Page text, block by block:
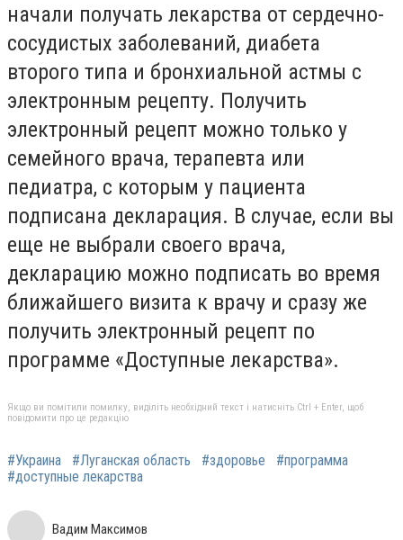
начали получать лекарства от сердечно-
сосудистых заболеваний, диабета
второго типа и бронхиальной астмы с
электронным рецепту. Получить
электронный рецепт можно только у
семейного врача, терапевта или
педиатра, с которым у пациента
подписана декларация. В случае, если вы
еще не выбрали своего врача,
декларацию можно подписать во время
ближайшего визита к врачу и сразу же
получить электронный рецепт по
программе «Доступные лекарства».
Якщо ви помітили помилку, виділіть необхідний текст і натисніть Ctrl + Enter, щоб
повідомити про це редакцію
#Украина #Луганская область #здоровье
#программа
#доступные лекарства
Вадим Максимов